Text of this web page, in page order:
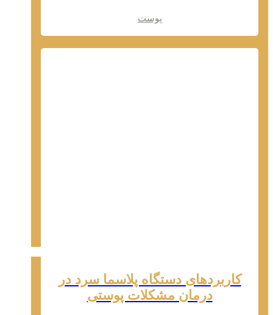
پوست
کاربردهای دستگاه پلاسما سرد در
درمان مشکلات پوستی